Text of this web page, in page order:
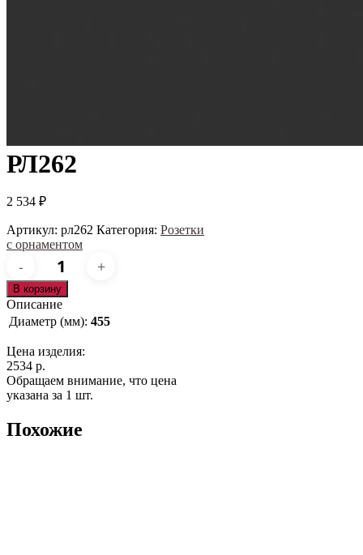
РЛ262
2 534 ₽
Артикул: рл262 Категория: Розетки
с орнаментом
Количество
товара
рл262
В корзину
Описание
Диаметр (мм): 455
Цена изделия:
2534 р.
Обращаем внимание, что цена
указана за 1 шт.
Похожие